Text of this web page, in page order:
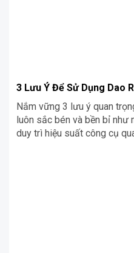
3 Lưu Ý Để Sử Dụng Dao
Nắm vững 3 lưu ý quan
luôn sắc bén và bền bỉ như
duy trì hiệu suất công cụ